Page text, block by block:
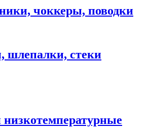
чоккеры, поводки
шлепалки, стеки
низкотемпературные